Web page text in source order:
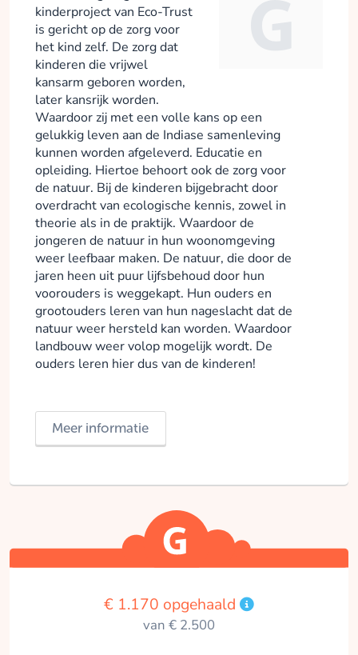
kinderproject van Eco-Trust
is gericht op de zorg voor
het kind zelf. De zorg dat
kinderen die vrijwel
kansarm geboren worden,
later kansrijk worden.
Waardoor zij met een volle kans op een
gelukkig leven aan de Indiase samenleving
kunnen worden afgeleverd. Educatie en
opleiding. Hiertoe behoort ook de zorg voor
de natuur. Bij de kinderen bijgebracht door
overdracht van ecologische kennis, zowel in
theorie als in de praktijk. Waardoor de
jongeren de natuur in hun woonomgeving
weer leefbaar maken. De natuur, die door de
jaren heen uit puur lijfsbehoud door hun
voorouders is weggekapt. Hun ouders en
grootouders leren van hun nageslacht dat de
natuur weer hersteld kan worden. Waardoor
landbouw weer volop mogelijk wordt. De
ouders leren hier dus van de kinderen!
Meer informatie
€ 1.170 opgehaald
van € 2.500